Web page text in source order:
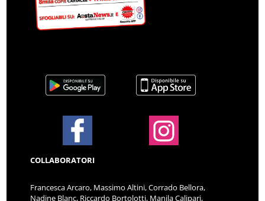
COLLABORATORI
Francesca Arcaro, Massimo Altini, Corrado Bellora,
Nadine Blanc, Riccardo Bortolotti, Manila Calipari,